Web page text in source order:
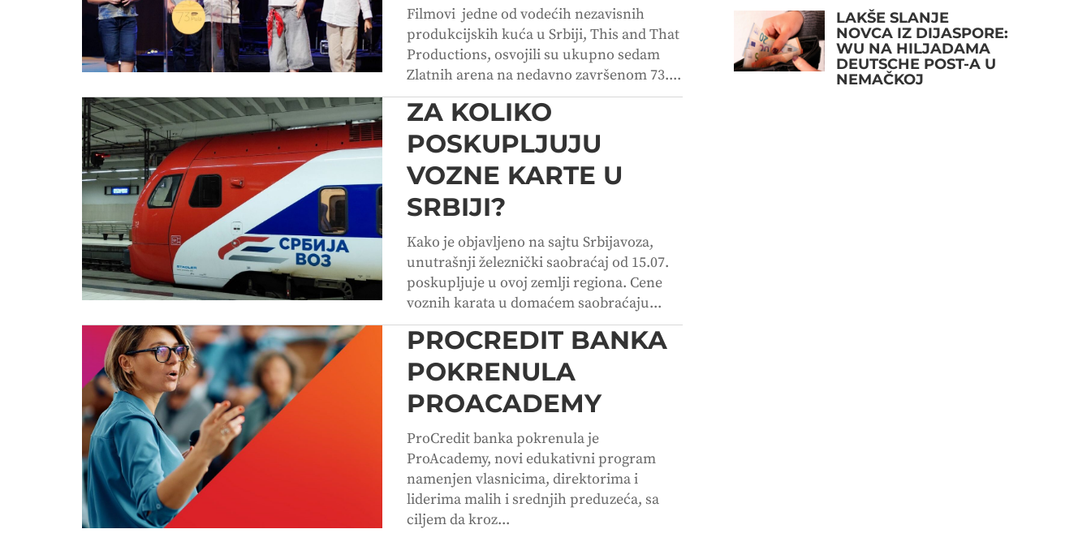
Filmovi jedne od vodećih nezavisnih
produkcijskih kuća u Srbiji, This and That
Productions, osvojili su ukupno sedam
Zlatnih arena na nedavno završenom 73....
ZA KOLIKO
POSKUPLJUJU
VOZNE KARTE U
SRBIJI?
Kako je objavljeno na sajtu Srbijavoza,
unutrašnji železnički saobraćaj od 15.07.
poskupljuje u ovoj zemlji regiona. Cene
voznih karata u domaćem saobraćaju...
PROCREDIT BANKA
POKRENULA
PROACADEMY
ProCredit banka pokrenula je
ProAcademy, novi edukativni program
namenjen vlasnicima, direktorima i
liderima malih i srednjih preduzeća, sa
ciljem da kroz...
LAKŠE SLANJE
NOVCA IZ DIJASPORE:
WU NA HILJADAMA
DEUTSCHE POST-A U
NEMAČKOJ